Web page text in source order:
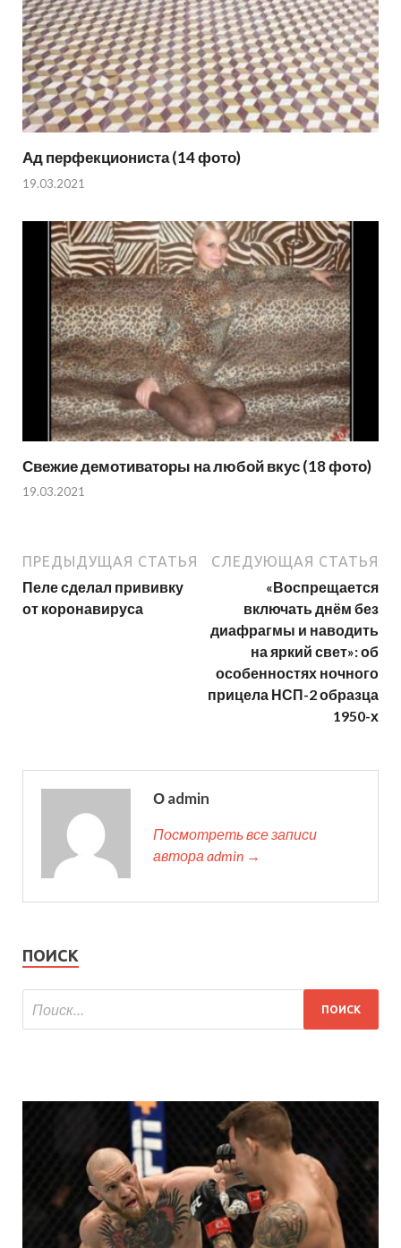
Ад перфекциониста (14 фото)
19.03.2021
Свежие демотиваторы на любой вкус (18 фото)
19.03.2021
ПРЕДЫДУЩАЯ СТАТЬЯ
Пеле сделал прививку
от коронавируса
СЛЕДУЮЩАЯ СТАТЬЯ
«Воспрещается
включать днём без
диафрагмы и наводить
на яркий свет»: об
особенностях ночного
прицела НСП-2 образца
1950-х
О admin
Посмотреть все записи
автора admin →
ПОИСК